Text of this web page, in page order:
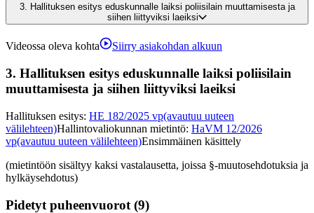
3. Hallituksen esitys eduskunnalle laiksi poliisilain muuttamisesta ja
siihen liittyviksi laeiksi
Videossa oleva kohta Siirry asiakohdan alkuun
3. Hallituksen esitys eduskunnalle laiksi poliisilain
muuttamisesta ja siihen liittyviksi laeiksi
Hallituksen esitys: HE 182/2025 vp(avautuu uuteen
välilehteen)Hallintovaliokunnan mietintö: HaVM 12/2026
vp(avautuu uuteen välilehteen)Ensimmäinen käsittely
(mietintöön sisältyy kaksi vastalausetta, joissa §-muutosehdotuksia ja
hylkäysehdotus)
Pidetyt puheenvuorot (9)